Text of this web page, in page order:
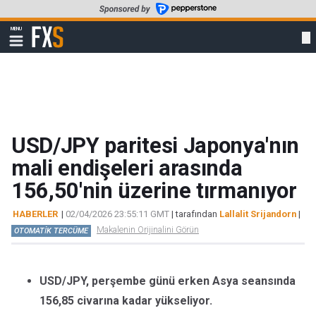
to
main
content
MENU
Show
navigation
FXStreet
USD/JPY paritesi Japonya'nın
mali endişeleri arasında
156,50'nin üzerine tırmanıyor
HABERLER | 02/04/2026 23:55:11 GMT | tarafından Lallalit Srijandorn |
OTOMATİK TERCÜME Makalenin Orijinalini Görün
USD/JPY, perşembe günü erken Asya seansında
156,85 civarına kadar yükseliyor.